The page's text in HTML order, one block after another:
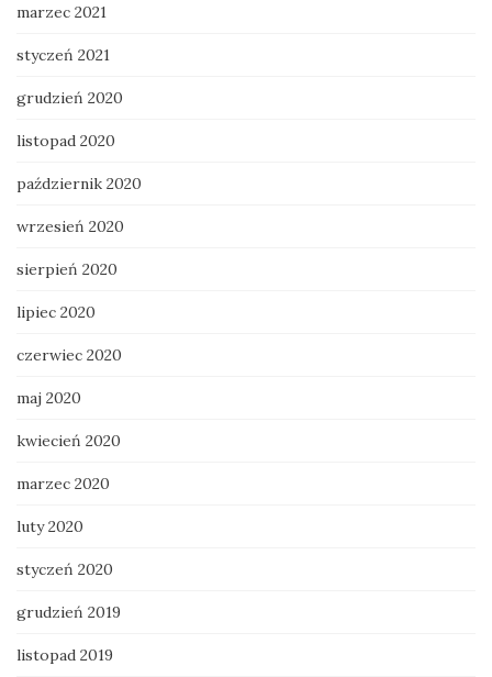
marzec 2021
styczeń 2021
grudzień 2020
listopad 2020
październik 2020
wrzesień 2020
sierpień 2020
lipiec 2020
czerwiec 2020
maj 2020
kwiecień 2020
marzec 2020
luty 2020
styczeń 2020
grudzień 2019
listopad 2019